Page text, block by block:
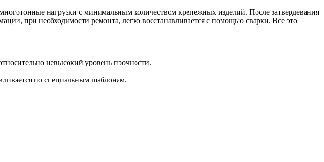
нагрузки с минимальным количеством крепежных изделий. После затвердевания
при необходимости ремонта, легко восстанавливается с помощью сварки. Все это
невысокий уровень прочности.
по специальным шаблонам.